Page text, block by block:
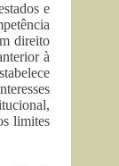
e
direito
à
limites